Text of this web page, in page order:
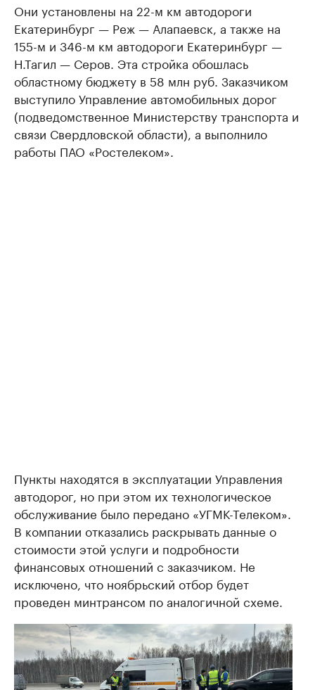
Они установлены на 22-м км автодороги
Екатеринбург — Реж — Алапаевск, а также на
155-м и 346-м км автодороги Екатеринбург —
Н.Тагил — Серов. Эта стройка обошлась
областному бюджету в 58 млн руб. Заказчиком
выступило Управление автомобильных дорог
(подведомственное Министерству транспорта и
связи Свердловской области), а выполнило
работы ПАО «Ростелеком».
Пункты находятся в эксплуатации Управления
автодорог, но при этом их технологическое
обслуживание было передано «УГМК-Телеком».
В компании отказались раскрывать данные о
стоимости этой услуги и подробности
финансовых отношений с заказчиком. Не
исключено, что ноябрьский отбор будет
проведен минтрансом по аналогичной схеме.